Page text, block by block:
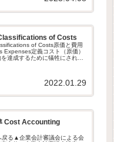
of Costs
of Costs原価と費用
Expenses定義コスト（原価）
達成するために犠牲にされる
2022.01.29
Cost Accounting
戻る▲企業会計審議会による会